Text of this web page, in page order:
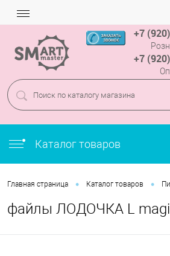
+7
+7
Каталог товаров
Главная страница • Каталог товаров •
файлы ЛОДОЧКА L